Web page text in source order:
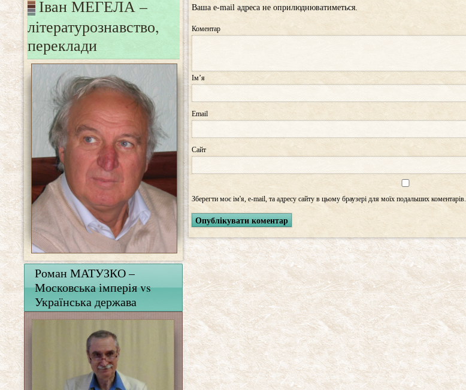
Іван МЕГЕЛА –
літературознавство,
переклади
Роман МАТУЗКО –
Московська імперія vs
Українська держава
Ваша e-mail адреса не оприлюднюватиметься.
Коментар
Ім’я
Email
Сайт
Зберегти моє ім'я, e-mail, та адресу сайту в цьому браузері для моїх подальших коментарів.